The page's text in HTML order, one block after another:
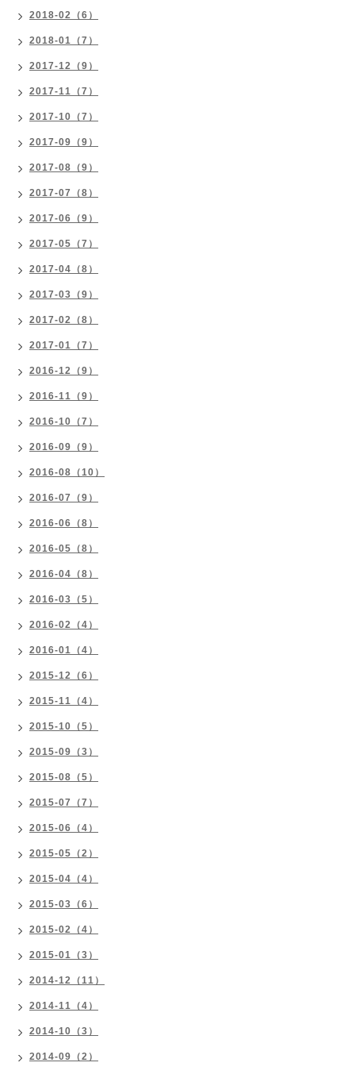
2018-02（6）
2018-01（7）
2017-12（9）
2017-11（7）
2017-10（7）
2017-09（9）
2017-08（9）
2017-07（8）
2017-06（9）
2017-05（7）
2017-04（8）
2017-03（9）
2017-02（8）
2017-01（7）
2016-12（9）
2016-11（9）
2016-10（7）
2016-09（9）
2016-08（10）
2016-07（9）
2016-06（8）
2016-05（8）
2016-04（8）
2016-03（5）
2016-02（4）
2016-01（4）
2015-12（6）
2015-11（4）
2015-10（5）
2015-09（3）
2015-08（5）
2015-07（7）
2015-06（4）
2015-05（2）
2015-04（4）
2015-03（6）
2015-02（4）
2015-01（3）
2014-12（11）
2014-11（4）
2014-10（3）
2014-09（2）